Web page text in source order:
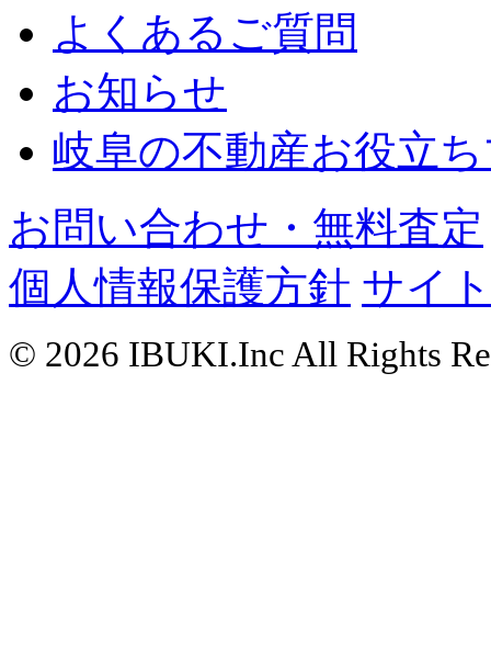
よくあるご質問
お知らせ
岐阜の不動産お役立
お問い合わせ・無料査定
個人情報保護方針 サイ
© 2026 IBUKI.Inc All Rights